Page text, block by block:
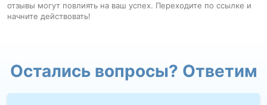
отзывы могут повлиять на ваш успех. Переходите по ссылке и
начните действовать!
Остались вопросы? Ответим